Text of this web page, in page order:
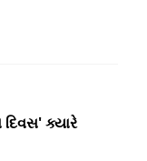
ક્યારે